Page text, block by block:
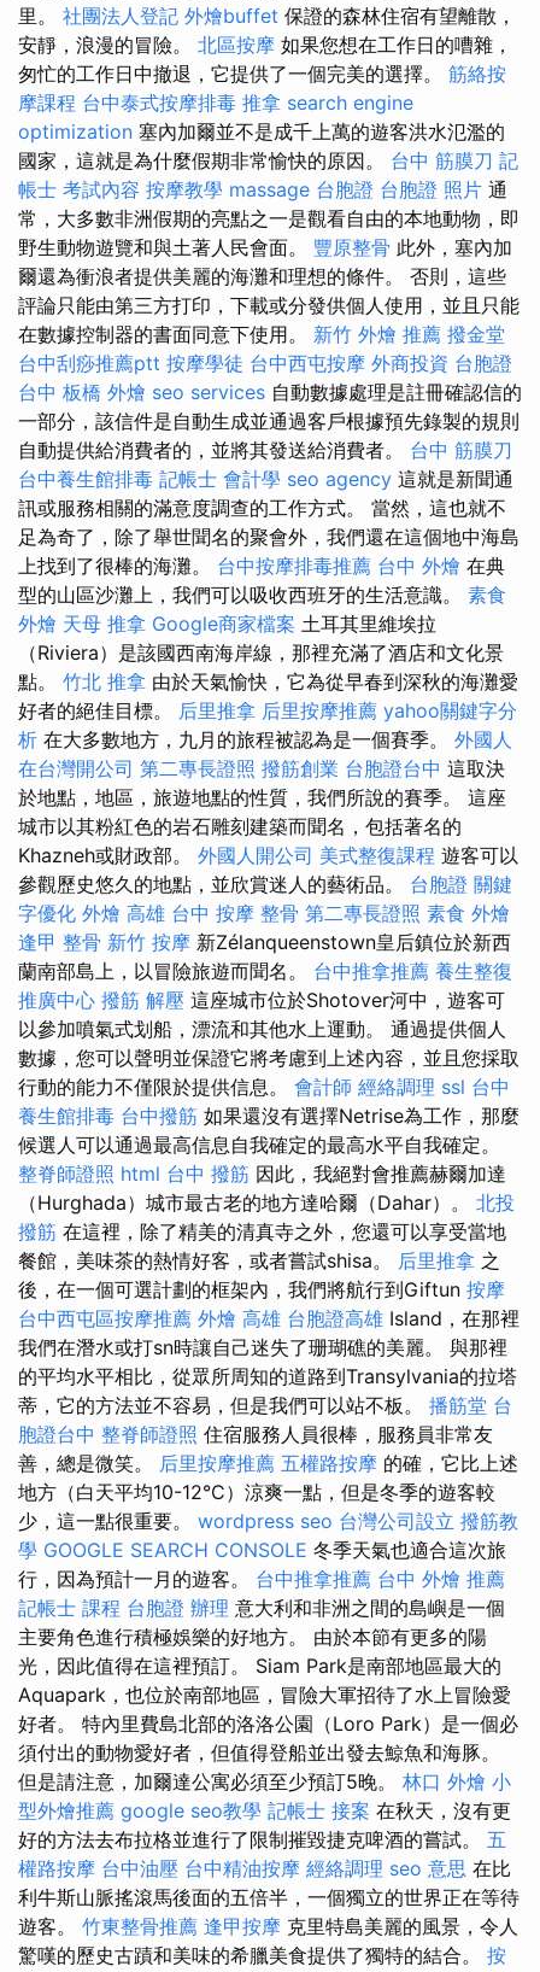
里。 社團法人登記 外燴buffet 保證的森林住宿有望離散，
安靜，浪漫的冒險。 北區按摩 如果您想在工作日的嘈雜，
匆忙的工作日中撤退，它提供了一個完美的選擇。 筋絡按
摩課程 台中泰式按摩排毒 推拿 search engine
optimization 塞內加爾並不是成千上萬的遊客洪水氾濫的
國家，這就是為什麼假期非常愉快的原因。 台中 筋膜刀 記
帳士 考試內容 按摩教學 massage 台胞證 台胞證 照片 通
常，大多數非洲假期的亮點之一是觀看自由的本地動物，即
野生動物遊覽和與土著人民會面。 豐原整骨 此外，塞內加
爾還為衝浪者提供美麗的海灘和理想的條件。 否則，這些
評論只能由第三方打印，下載或分發供個人使用，並且只能
在數據控制器的書面同意下使用。 新竹 外燴 推薦 撥金堂
台中刮痧推薦ptt 按摩學徒 台中西屯按摩 外商投資 台胞證
台中 板橋 外燴 seo services 自動數據處理是註冊確認信的
一部分，該信件是自動生成並通過客戶根據預先錄製的規則
自動提供給消費者的，並將其發送給消費者。 台中 筋膜刀
台中養生館排毒 記帳士 會計學 seo agency 這就是新聞通
訊或服務相關的滿意度調查的工作方式。 當然，這也就不
足為奇了，除了舉世聞名的聚會外，我們還在這個地中海島
上找到了很棒的海灘。 台中按摩排毒推薦 台中 外燴 在典
型的山區沙灘上，我們可以吸收西班牙的生活意識。 素食
外燴 天母 推拿 Google商家檔案 土耳其里維埃拉
（Riviera）是該國西南海岸線，那裡充滿了酒店和文化景
點。 竹北 推拿 由於天氣愉快，它為從早春到深秋的海灘愛
好者的絕佳目標。 后里推拿 后里按摩推薦 yahoo關鍵字分
析 在大多數地方，九月的旅程被認為是一個賽季。 外國人
在台灣開公司 第二專長證照 撥筋創業 台胞證台中 這取決
於地點，地區，旅遊地點的性質，我們所說的賽季。 這座
城市以其粉紅色的岩石雕刻建築而聞名，包括著名的
Khazneh或財政部。 外國人開公司 美式整復課程 遊客可以
參觀歷史悠久的地點，並欣賞迷人的藝術品。 台胞證 關鍵
字優化 外燴 高雄 台中 按摩 整骨 第二專長證照 素食 外燴
逢甲 整骨 新竹 按摩 新Zélanqueenstown皇后鎮位於新西
蘭南部島上，以冒險旅遊而聞名。 台中推拿推薦 養生整復
推廣中心 撥筋 解壓 這座城市位於Shotover河中，遊客可
以參加噴氣式划船，漂流和其他水上運動。 通過提供個人
數據，您可以聲明並保證它將考慮到上述內容，並且您採取
行動的能力不僅限於提供信息。 會計師 經絡調理 ssl 台中
養生館排毒 台中撥筋 如果還沒有選擇Netrise為工作，那麼
候選人可以通過最高信息自我確定的最高水平自我確定。
整脊師證照 html 台中 撥筋 因此，我絕對會推薦赫爾加達
（Hurghada）城市最古老的地方達哈爾（Dahar）。 北投
撥筋 在這裡，除了精美的清真寺之外，您還可以享受當地
餐館，美味茶的熱情好客，或者嘗試shisa。 后里推拿 之
後，在一個可選計劃的框架內，我們將航行到Giftun 按摩
台中西屯區按摩推薦 外燴 高雄 台胞證高雄 Island，在那裡
我們在潛水或打sn時讓自己迷失了珊瑚礁的美麗。 與那裡
的平均水平相比，從眾所周知的道路到Transylvania的拉塔
蒂，它的方法並不容易，但是我們可以站不板。 播筋堂 台
胞證台中 整脊師證照 住宿服務人員很棒，服務員非常友
善，總是微笑。 后里按摩推薦 五權路按摩 的確，它比上述
地方（白天平均10-12°C）涼爽一點，但是冬季的遊客較
少，這一點很重要。 wordpress seo 台灣公司設立 撥筋教
學 GOOGLE SEARCH CONSOLE 冬季天氣也適合這次旅
行，因為預計一月的遊客。 台中推拿推薦 台中 外燴 推薦
記帳士 課程 台胞證 辦理 意大利和非洲之間的島嶼是一個
主要角色進行積極娛樂的好地方。 由於本節有更多的陽
光，因此值得在這裡預訂。 Siam Park是南部地區最大的
Aquapark，也位於南部地區，冒險大軍招待了水上冒險愛
好者。 特內里費島北部的洛洛公園（Loro Park）是一個必
須付出的動物愛好者，但值得登船並出發去鯨魚和海豚。
但是請注意，加爾達公寓必須至少預訂5晚。 林口 外燴 小
型外燴推薦 google seo教學 記帳士 接案 在秋天，沒有更
好的方法去布拉格並進行了限制摧毀捷克啤酒的嘗試。 五
權路按摩 台中油壓 台中精油按摩 經絡調理 seo 意思 在比
利牛斯山脈搖滾馬後面的五倍半，一個獨立的世界正在等待
遊客。 竹東整骨推薦 逢甲按摩 克里特島美麗的風景，令人
驚嘆的歷史古蹟和美味的希臘美食提供了獨特的結合。 按